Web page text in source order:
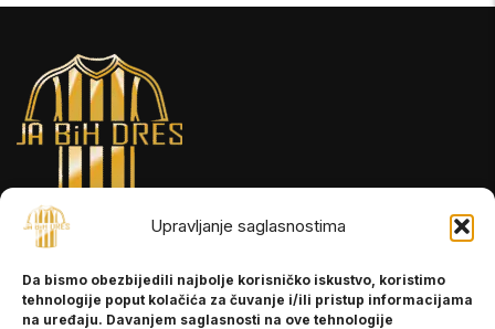
Upravljanje saglasnostima
Da bismo obezbijedili najbolje korisničko iskustvo, koristimo
tehnologije poput kolačića za čuvanje i/ili pristup informacijama
na uređaju. Davanjem saglasnosti na ove tehnologije
INFORMACIJE
O nama
Kontakt